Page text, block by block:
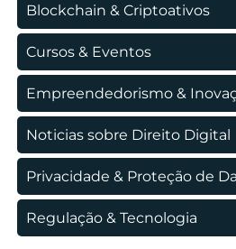
Blockchain & Criptoativos
Cursos & Eventos
Empreendedorismo &
Noticias sobre Direito Digital
Privacidade & Proteção de
Regulação & Tecnologia